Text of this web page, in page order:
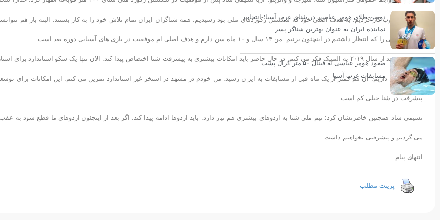
حالا خیلی خوب کار کردیم. به هدف اصلی خود که شکستن رکوردهای ملی بود رسیدیم. همه شناگران ایران تمام تلاش خود را به کار بستند. البته باز هم
آن رکوردهایی را که انتظار داشتیم در اینچئون بزنیم. من ۱۴ سال و ۱۰ ماه سن دارم و هدف اصلی ام موفقیت در بازی های آسیایی دوره بعد است.
وی افزود: بعد از سال ۲۰۱۹ به المپیک فکر می کنم. در حال حاضر باید امکانات بیشتری به پیشرفت شنا اختصاص پیدا کند. الان تنها یک سکو استاندارد برای
شنا در ایران داریم. آن هم کمتر از یک ماه قبل از مسابقات به ایران رسید. من خودم در مشهد در استخر غیر استاندارد تمرین می کنم. این امکانات برای
پیشرفت در شنا خیلی کم است.
نسیمی شاد همچنین خاطرنشان کرد: تیم ملی شنا به اردوهای بیشتری هم نیاز دارد. باید اردوها ادامه پیدا کند. اگر بعد از اینچئون اردوهای ما قطع شود به عقب
می گردیم و پیشرفتی نخواهیم داشت.
انتهای پیام
پرینت مطلب
دومین طلای هومر عباسی در شنای غرب آسیا؛ انتخاب
نماینده ایران به عنوان بهترین شناگر پسر
صعود هومر عباسی به فینال ۵۰ متر کرال پشت
مسابقات غرب آسیا